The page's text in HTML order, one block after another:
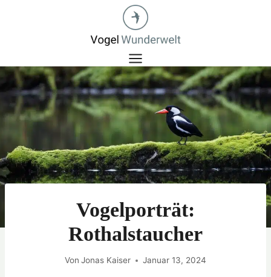
Vogelporträt:
Rothalstaucher
Von Jonas Kaiser Januar 13, 2024